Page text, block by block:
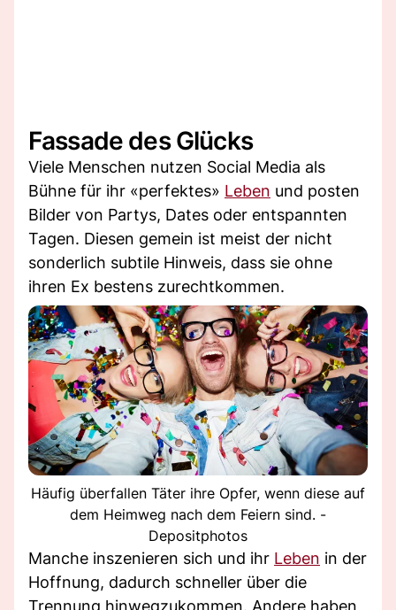
Fassade des Glücks
Viele Menschen nutzen Social Media als
Bühne für ihr «perfektes» Leben und posten
Bilder von Partys, Dates oder entspannten
Tagen. Diesen gemein ist meist der nicht
sonderlich subtile Hinweis, dass sie ohne
ihren Ex bestens zurechtkommen.
Häufig überfallen Täter ihre Opfer, wenn diese auf
dem Heimweg nach dem Feiern sind. -
Depositphotos
Manche inszenieren sich und ihr Leben in der
Hoffnung, dadurch schneller über die
Trennung hinwegzukommen. Andere haben